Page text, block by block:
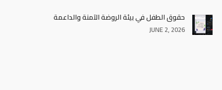
حقوق الطفل في بيئة الروضة الآمنة والداعمة
JUNE 2, 2026